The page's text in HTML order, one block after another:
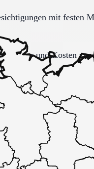
mit festen
und Kosten vor
klären.
den
im Grundpaket